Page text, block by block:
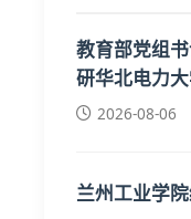
教育部党组
研华北电力
2026-08-06
兰州工业学